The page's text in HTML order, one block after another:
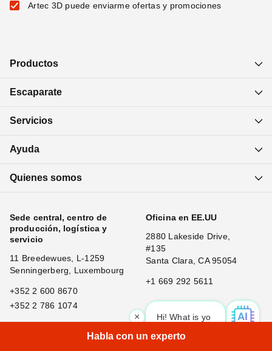
Hi! What is your request? 👀
Artec 3D puede enviarme ofertas y promociones
Productos
Escaparate
Servicios
Ayuda
Quienes somos
Sede central, centro de
producción, logística y
servicio
11 Breedewues, L-1259
Senningerberg, Luxembourg
+352 2 600 8670
+352 2 786 1074
Oficina en EE.UU
2880 Lakeside Drive,
#135
Santa Clara, CA 95054
+1 669 292 5611
Oficina en Japón
Habla con un experto